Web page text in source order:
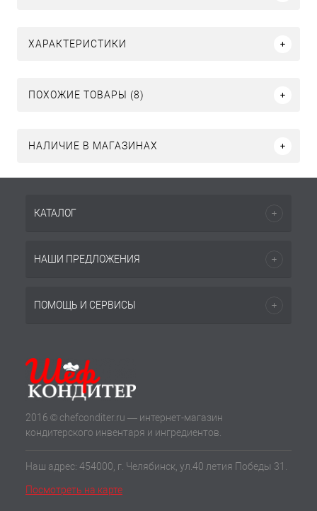
ХАРАКТЕРИСТИКИ
ПОХОЖИЕ ТОВАРЫ (8)
НАЛИЧИЕ В МАГАЗИНАХ
КАТАЛОГ
НАШИ ПРЕДЛОЖЕНИЯ
ПОМОЩЬ И СЕРВИСЫ
2016 © chefconditer.ru — интернет-магазин
кондитерского инвентаря и ингредиентов.
Наш адрес: 454000, г. Челябинск, ул.40 летия Победы 31.
Посмотреть на карте